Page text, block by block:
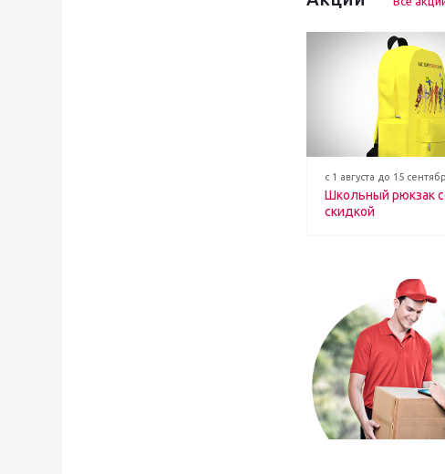
с 1 августа до 15
Школьный рюкзак
скидкой